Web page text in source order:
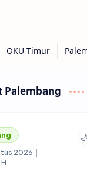
Palembang
2026 |
🌙